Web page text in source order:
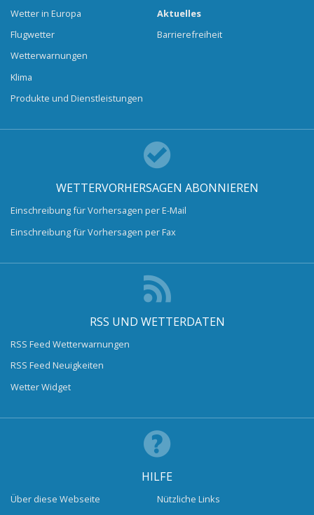
Wetter in Europa
Flugwetter
Wetterwarnungen
Klima
Produkte und Dienstleistungen
Aktuelles
Barrierefreiheit
WETTERVORHERSAGEN ABONNIEREN
Einschreibung für Vorhersagen per E-Mail
Einschreibung für Vorhersagen per Fax
RSS UND WETTERDATEN
RSS Feed Wetterwarnungen
RSS Feed Neuigkeiten
Wetter Widget
HILFE
Über diese Webseite
Nützliche Links